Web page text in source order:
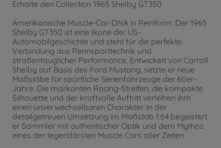
Erhalte den Collection 1965 Shelby GT350
Amerikanische Muscle-Car-DNA in Reinform: Der 1965
Shelby GT350 ist eine Ikone der US-
Automobilgeschichte und steht für die perfekte
Verbindung aus Rennsporttechnik und
straßentauglicher Performance. Entwickelt von Carroll
Shelby auf Basis des Ford Mustang, setzte er neue
Maßstäbe für sportliche Serienfahrzeuge der 60er-
Jahre. Die markanten Racing-Streifen, die kompakte
Silhouette und der kraftvolle Auftritt verleihen ihm
einen unverwechselbaren Charakter. In der
detailgetreuen Umsetzung im Maßstab 1:64 begeistert
er Sammler mit authentischer Optik und dem Mythos
eines der legendärsten Muscle Cars aller Zeiten.